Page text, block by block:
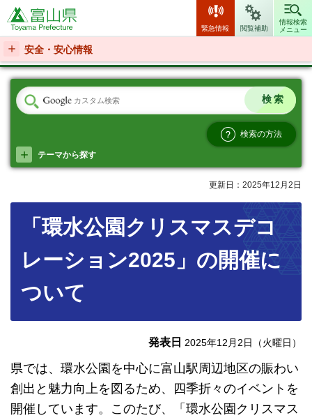
富山県
緊急情報 閲覧補助
情報検索
メニュー
安全・安心情報
検索の方法
テーマから探す
更新日：2025年12月2日
「環水公園クリスマスデコ
レーション2025」の開催に
ついて
発表日 2025年12月2日（火曜日）
県では、環水公園を中心に富山駅周辺地区の賑わい
創出と魅力向上を図るため、四季折々のイベントを
開催しています。このたび、「環水公園クリスマス